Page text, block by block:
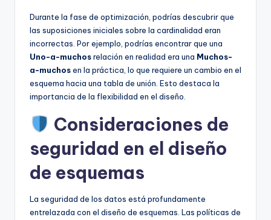
Durante la fase de optimización, podrías descubrir que
las suposiciones iniciales sobre la cardinalidad eran
incorrectas. Por ejemplo, podrías encontrar que una
Uno-a-muchosrelación en realidad era una Muchos-
a-muchosen la práctica, lo que requiere un cambio en el
esquema hacia una tabla de unión. Esto destaca la
importancia de la flexibilidad en el diseño.
Consideraciones de
seguridad en el diseño
de esquemas
La seguridad de los datos está profundamente
entrelazada con el diseño de esquemas. Las políticas de